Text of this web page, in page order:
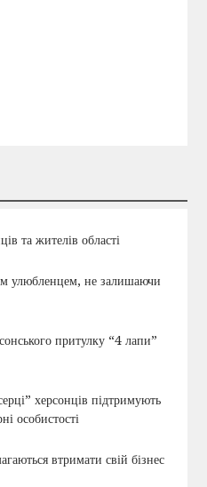
та жителів області
улюбленцем, не залишаючи
притулку “4 лапи”
херсонців підтримують
особистості
втримати свій бізнес